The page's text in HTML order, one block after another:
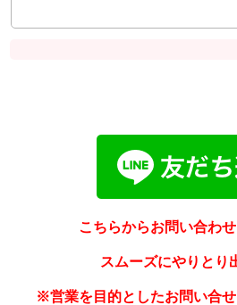
こちらからお問い合わせ
スムーズにやりとり
※営業を目的としたお問い合